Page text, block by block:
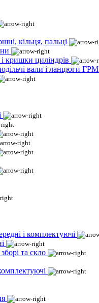
кільця, пальці
кришки циліндрів
вали і ланцюги ГРМ
і комплектуючі
та скло